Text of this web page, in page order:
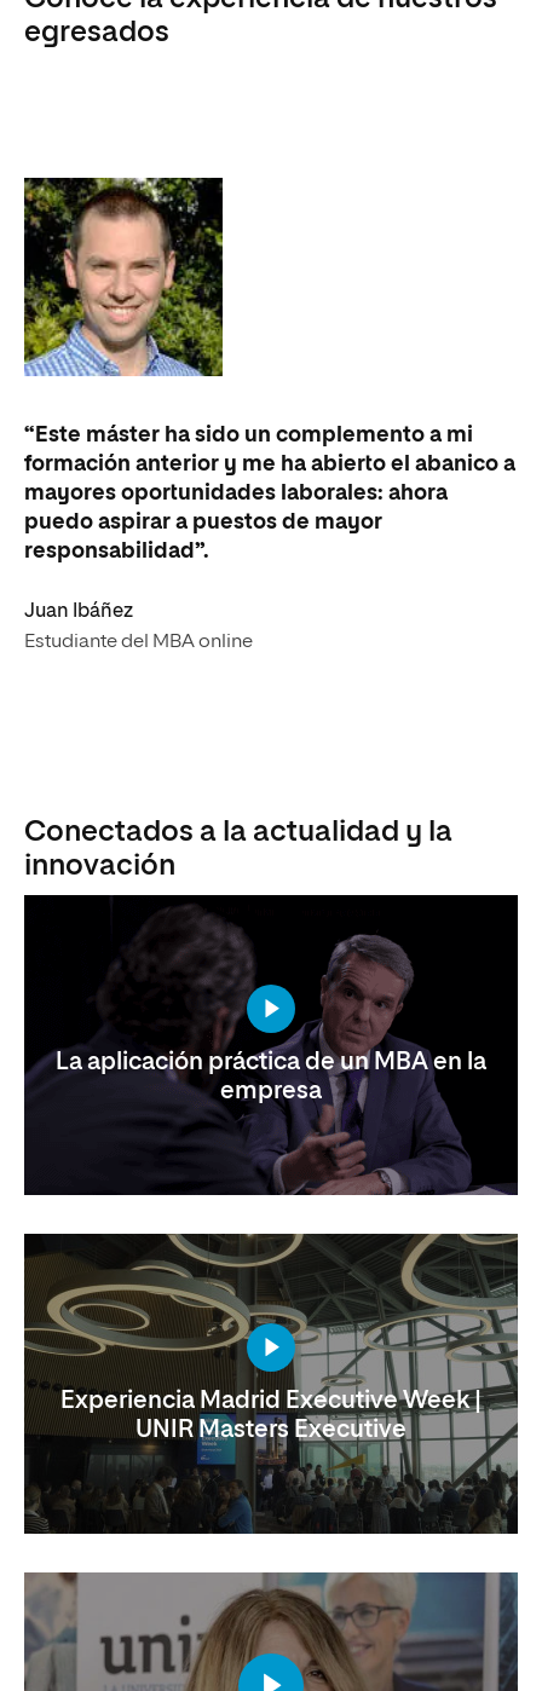
egresados
“Este máster ha sido un complemento a mi
formación anterior y me ha abierto el abanico a
mayores oportunidades laborales: ahora
puedo aspirar a puestos de mayor
responsabilidad”.
Juan Ibáñez
Estudiante del MBA online
Conectados a la actualidad y la
innovación
La aplicación práctica de un MBA en la
empresa
Experiencia Madrid Executive Week |
UNIR Masters Executive